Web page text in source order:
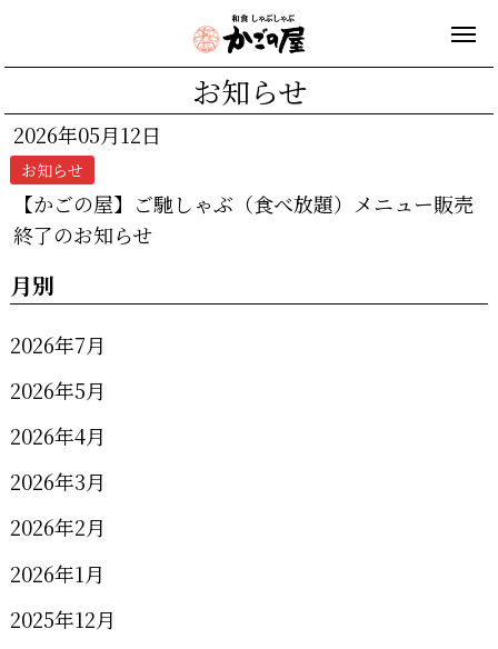
お知らせ
2026年05月12日
お知らせ
【かごの屋】ご馳しゃぶ（食べ放題）メニュー販売
終了のお知らせ
月別
2026年7月
2026年5月
2026年4月
2026年3月
2026年2月
2026年1月
2025年12月